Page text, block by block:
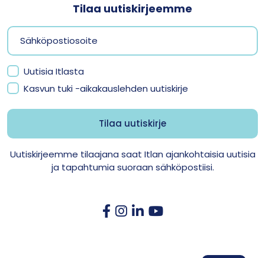
Tilaa uutiskirjeemme
Uutisia Itlasta
Kasvun tuki -aikakauslehden uutiskirje
Uutiskirjeemme tilaajana saat Itlan ajankohtaisia uutisia
ja tapahtumia suoraan sähköpostiisi.